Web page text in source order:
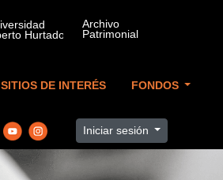
SITIOS DE INTERÉS FONDOS
Iniciar sesión